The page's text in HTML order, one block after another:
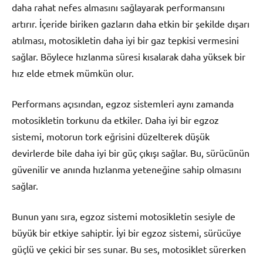
daha rahat nefes almasını sağlayarak performansını
artırır. İçeride biriken gazların daha etkin bir şekilde dışarı
atılması, motosikletin daha iyi bir gaz tepkisi vermesini
sağlar. Böylece hızlanma süresi kısalarak daha yüksek bir
hız elde etmek mümkün olur.
Performans açısından, egzoz sistemleri aynı zamanda
motosikletin torkunu da etkiler. Daha iyi bir egzoz
sistemi, motorun tork eğrisini düzelterek düşük
devirlerde bile daha iyi bir güç çıkışı sağlar. Bu, sürücünün
güvenilir ve anında hızlanma yeteneğine sahip olmasını
sağlar.
Bunun yanı sıra, egzoz sistemi motosikletin sesiyle de
büyük bir etkiye sahiptir. İyi bir egzoz sistemi, sürücüye
güçlü ve çekici bir ses sunar. Bu ses, motosiklet sürerken